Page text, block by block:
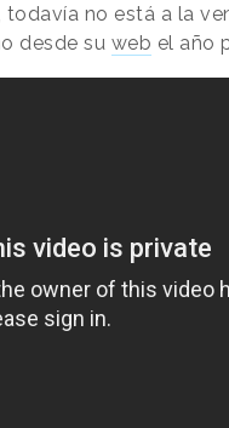
no está a la
desde su web el año